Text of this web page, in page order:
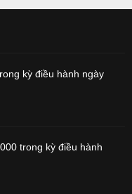
kỳ điều hành ngày
trong kỳ điều hành